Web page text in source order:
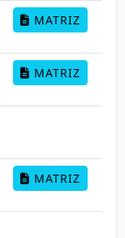
MATRIZ
MATRIZ
MATRIZ